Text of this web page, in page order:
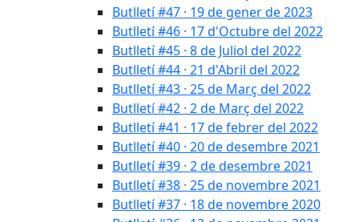
Butlletí #47 · 19 de gener de 2023
Butlletí #46 · 17 d'Octubre del 2022
Butlletí #45 · 8 de Juliol del 2022
Butlletí #44 · 21 d'Abril del 2022
Butlletí #43 · 25 de Març del 2022
Butlletí #42 · 2 de Març del 2022
Butlletí #41 · 17 de febrer del 2022
Butlletí #40 · 20 de desembre 2021
Butlletí #39 · 2 de desembre 2021
Butlletí #38 · 25 de novembre 2021
Butlletí #37 · 18 de novembre 2020